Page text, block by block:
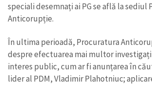
speciali desemnați ai PG se află la
Anticorupție.
În ultima perioadă, Procuratura
despre efectuarea mai multor
interes public, cum ar fi anunțarea în
lider al PDM, Vladimir Plahotniuc;